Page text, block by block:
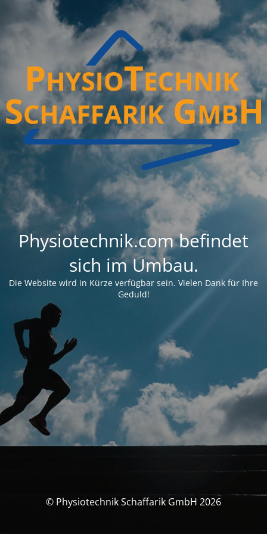
Physiotechnik.com befindet
sich im Umbau.
Die Website wird in Kürze verfügbar sein. Vielen Dank für Ihre
Geduld!
© Physiotechnik Schaffarik GmbH 2026